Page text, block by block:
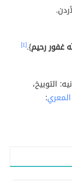
غفور رحيم}.[٤]
التوبيخ،
: